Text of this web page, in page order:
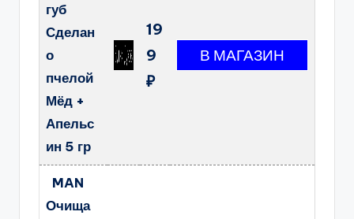
губ
Сделан
о
пчелой
Мёд +
Апельс
ин 5 гр
19
9
₽
MAN
Очища